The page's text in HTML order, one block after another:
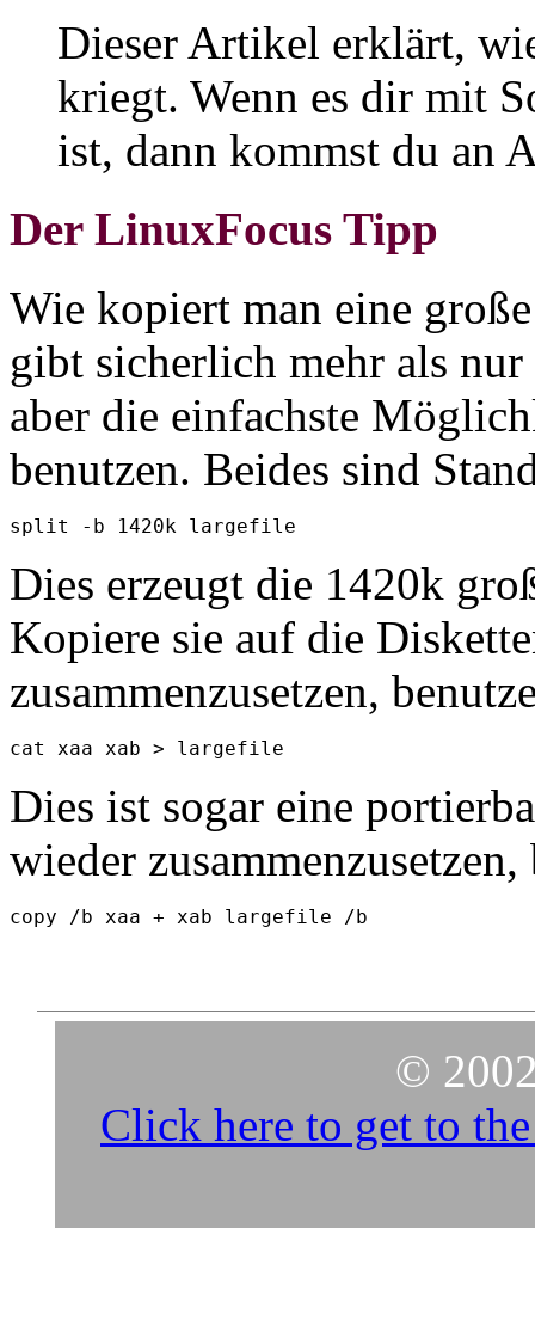
Dieser Artikel erklärt,
kriegt. Wenn es dir mit
ist, dann kommst du an
Der LinuxFocus Tipp
Wie kopiert man eine
gibt sicherlich mehr als
aber die einfachste
benutzen. Beides sind
Dies erzeugt die 1420k
Kopiere sie auf die
zusammenzusetzen,
Dies ist sogar eine
wieder zusammenzusetzen,
©
Click here to get to